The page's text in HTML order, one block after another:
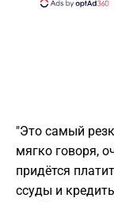
"Это самый
мягко говоря,
придётся
ссуды и